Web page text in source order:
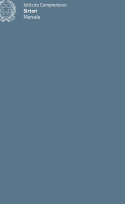
Istituto Comprensivo
Sirtori
Marsala